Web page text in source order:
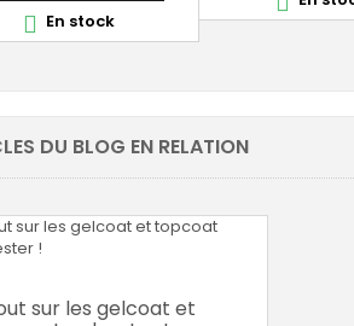
qualité immersion.
: Étanchéifie votre
vert, nuances...
 En stock
DU BLOG EN RELATION
sur les gelcoat et